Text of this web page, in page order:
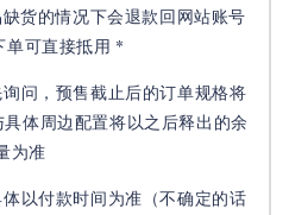
货的情况下会退款回网站账号
单可直接抵用 *
问，预售截止后的订单规格将
体周边配置将以之后释出的余
为准
以付款时间为准（不确定的话